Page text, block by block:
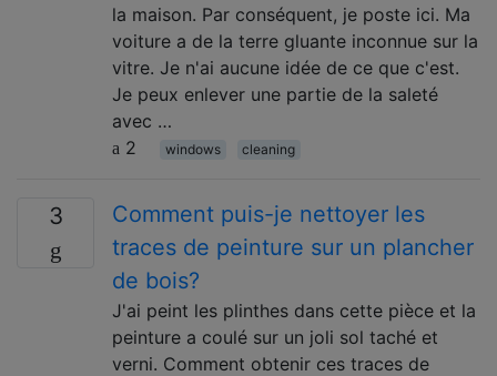
la maison. Par conséquent, je poste ici. Ma
voiture a de la terre gluante inconnue sur la
vitre. Je n'ai aucune idée de ce que c'est.
Je peux enlever une partie de la saleté
avec …
2
windows cleaning
3
Comment puis-je nettoyer les
traces de peinture sur un plancher
de bois?
J'ai peint les plinthes dans cette pièce et la
peinture a coulé sur un joli sol taché et
verni. Comment obtenir ces traces de